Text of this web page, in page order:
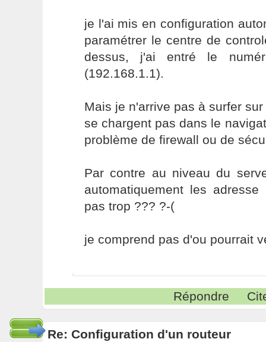
je l'ai mis en configuration
paramétrer le centre de
dessus, j'ai entré le
(192.168.1.1).
Mais je n'arrive pas à surfer
se chargent pas dans le
problème de firewall ou de
Par contre au niveau du
automatiquement les
pas trop ??? ?-(
je comprend pas d'ou pourrait
Répondre
Re: Configuration d'un routeur